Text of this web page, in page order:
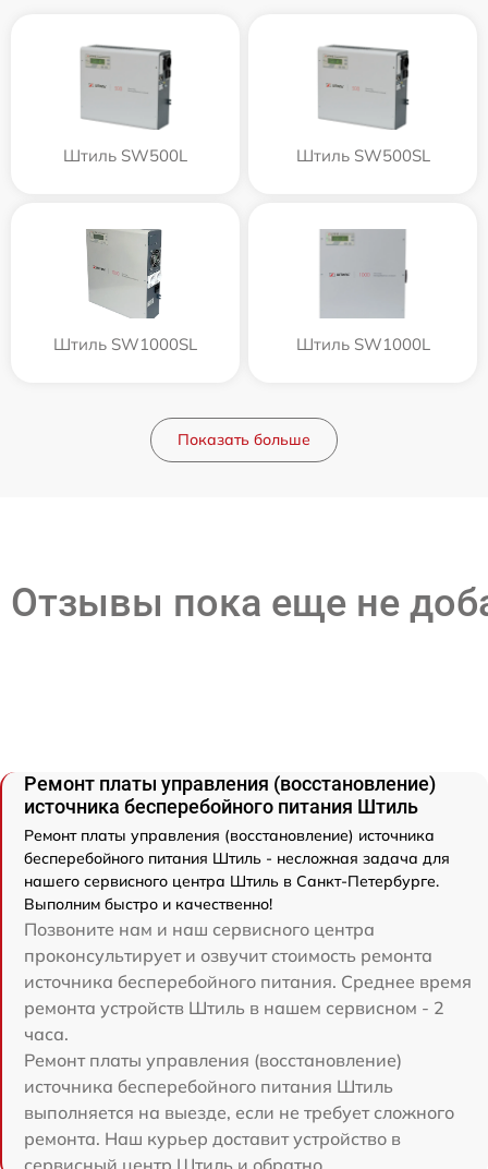
Штиль SW500L Штиль SW500SL
Штиль SW1000SL Штиль SW1000L
Показать больше
Отзывы пока еще не
Ремонт платы управления (восстановление)
источника бесперебойного питания Штиль
Ремонт платы управления (восстановление) источника
бесперебойного питания Штиль - несложная задача для
нашего сервисного центра Штиль в Санкт-Петербурге.
Выполним быстро и качественно!
Позвоните нам и наш сервисного центра
проконсультирует и озвучит стоимость ремонта
источника бесперебойного питания. Среднее время
ремонта устройств Штиль в нашем сервисном - 2
часа.
Ремонт платы управления (восстановление)
источника бесперебойного питания Штиль
выполняется на выезде, если не требует сложного
ремонта. Наш курьер доставит устройство в
сервисный центр Штиль и обратно.